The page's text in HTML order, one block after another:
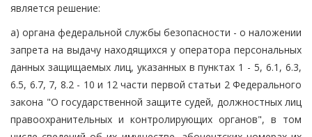
является решение:
а) органа федеральной службы безопасности - о наложении
запрета на выдачу находящихся у оператора персональных
данных защищаемых лиц, указанных в пунктах 1 - 5, 6.1, 6.3,
6.5, 6.7, 7, 8.2 - 10 и 12 части первой статьи 2 Федерального
закона "О государственной защите судей, должностных лиц
правоохранительных и контролирующих органов", в том